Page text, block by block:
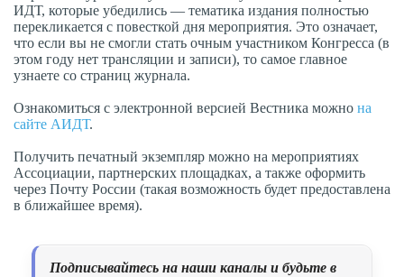
ИДТ, которые убедились — тематика издания полностью
перекликается с повесткой дня мероприятия. Это означает,
что если вы не смогли стать очным участником Конгресса (в
этом году нет трансляции и записи), то самое главное
узнаете со страниц журнала.
Ознакомиться с электронной версией Вестника можно на
сайте АИДТ.
Получить печатный экземпляр можно на мероприятиях
Ассоциации, партнерских площадках, а также оформить
через Почту России (такая возможность будет предоставлена
в ближайшее время).
Подписывайтесь на наши каналы и будьте в